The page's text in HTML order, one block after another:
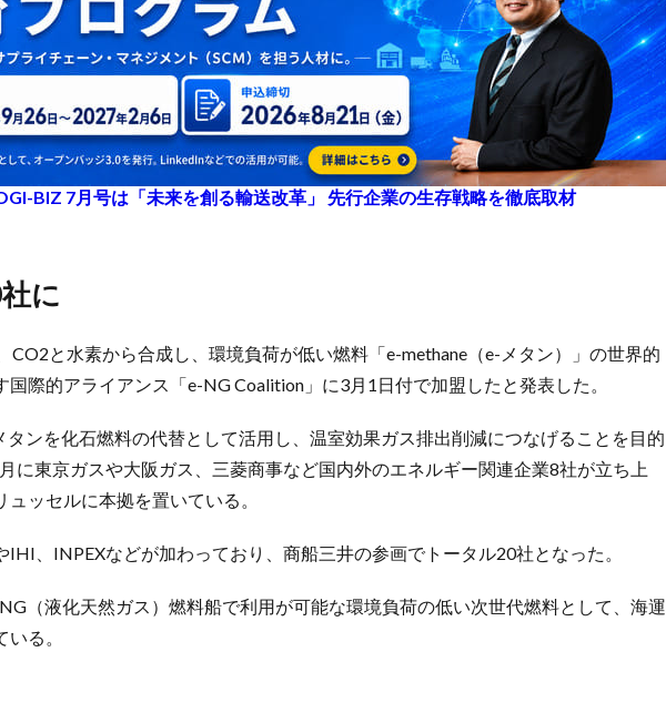
BIZ 7月号は「未来を創る輸送改革」 先行企業の生存戦略を徹底取材
社に
CO2と水素から合成し、環境負荷が低い燃料「e-methane（e-メタン）」の世界的
国際的アライアンス「e-NG Coalition」に3月1日付で加盟したと発表した。
タンを化石燃料の代替として活用し、温室効果ガス排出削減につなげることを目的
に東京ガスや大阪ガス、三菱商事など国内外のエネルギー関連企業8社が立ち上
ッセルに本拠を置いている。
IHI、INPEXなどが加わっており、商船三井の参画でトータル20社となった。
（液化天然ガス）燃料船で利用が可能な環境負荷の低い次世代燃料として、海運
る。